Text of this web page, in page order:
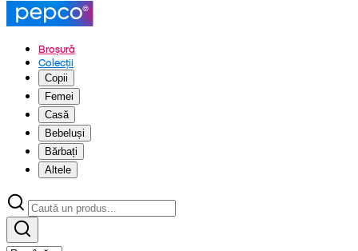
Broșură
Colecții
Copii
Femei
Casă
Bebeluși
Bărbați
Altele